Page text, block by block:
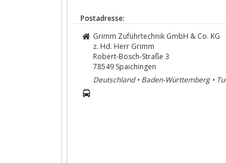
Postadresse:
Grimm Zuführtechnik GmbH & Co. KG
z. Hd. Herr Grimm
Robert-Bosch-Straße 3
78549 Spaichingen
Deutschland • Baden-Württemberg •